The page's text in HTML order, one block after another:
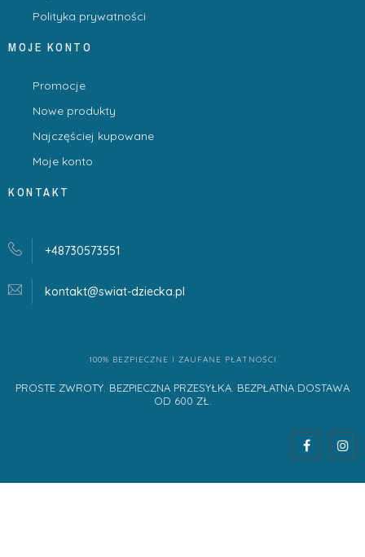
Polityka prywatności
MOJE KONTO
Promocje
Nowe produkty
Najczęściej kupowane
Moje konto
KONTAKT
+48730573551
kontakt@swiat-dziecka. pl
100% BEZPIECZNE I ZAUFANE PŁATNOŚCI
PROSTE ZWROTY. BEZPIECZNA PRZESYŁKA. BEZPŁATNA DOSTAWA
OD 600 ZŁ.